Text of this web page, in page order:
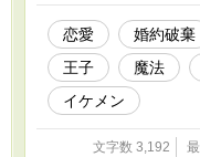
恋愛 婚約破棄
王子
魔法
イケメン
文字数 3,192